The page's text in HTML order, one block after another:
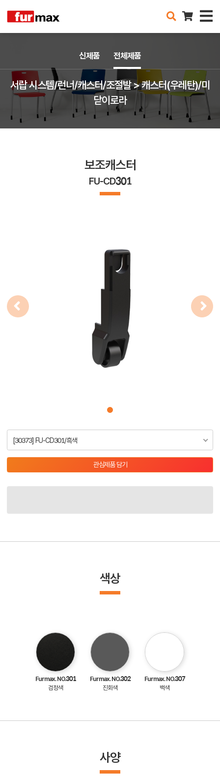
서랍 시스템/런너/캐스터/조절발 > 캐스터(우레탄)/미
닫이로라
신제품 전체제품
보조캐스터
FU-CD301
[30373] FU-CD301/흑색
관심제품 담기
색상
Furmax. NO.301
검정색
Furmax. NO.302
진회색
Furmax. NO.307
백색
사양